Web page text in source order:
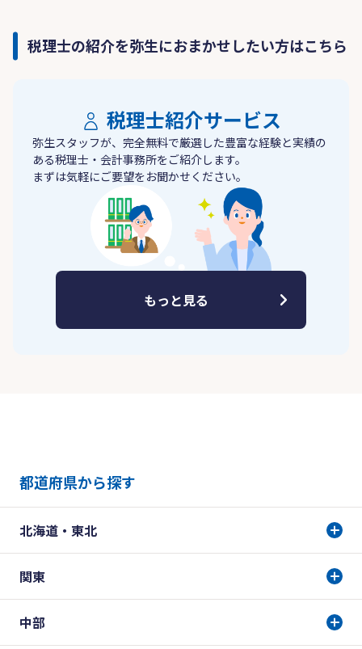
税理士の紹介を弥生におまかせしたい方はこちら
税理士紹介サービス
弥生スタッフが、完全無料で厳選した豊富な経験と実績の
ある税理士・会計事務所をご紹介します。
まずは気軽にご要望をお聞かせください。
もっと見る
都道府県から探す
北海道・東北
関東
中部